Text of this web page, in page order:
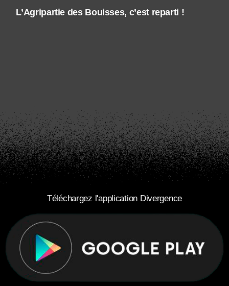
L’Agripartie des Bouisses, c’est reparti !
Téléchargez l'application Divergence